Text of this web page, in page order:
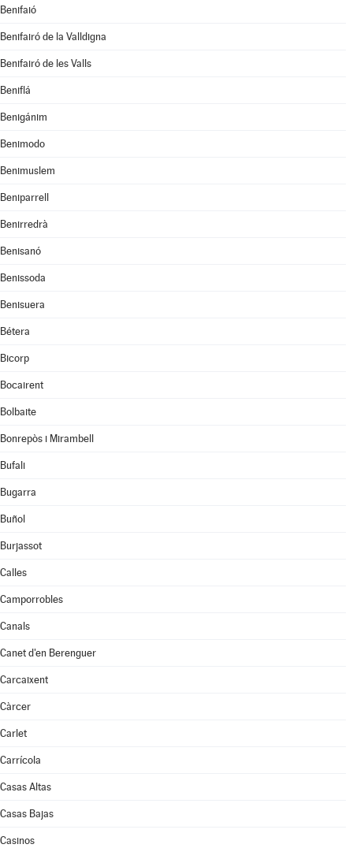
Benifaió
Benifairó de la Valldigna
Benifairó de les Valls
Beniflá
Benigánim
Benimodo
Benimuslem
Beniparrell
Benirredrà
Benisanó
Benissoda
Benisuera
Bétera
Bicorp
Bocairent
Bolbaite
Bonrepòs i Mirambell
Bufali
Bugarra
Buñol
Burjassot
Calles
Camporrobles
Canals
Canet d'en Berenguer
Carcaixent
Càrcer
Carlet
Carrícola
Casas Altas
Casas Bajas
Casinos